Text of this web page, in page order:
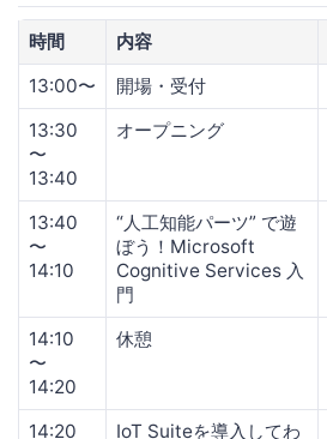
時間 内容
13:00〜
開場・受付
13:30
〜
13:40
オープニング
13:40
〜
14:10
“人工知能パーツ” で遊
ぼう！Microsoft
Cognitive Services 入
門
14:10
〜
14:20
休憩
14:20 IoT Suiteを導入してわ